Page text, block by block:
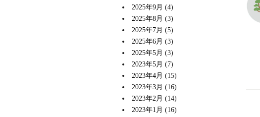
2025年9月 (4)
2025年8月 (3)
2025年7月 (5)
2025年6月 (3)
2025年5月 (3)
2023年5月 (7)
2023年4月 (15)
2023年3月 (16)
2023年2月 (14)
2023年1月 (16)